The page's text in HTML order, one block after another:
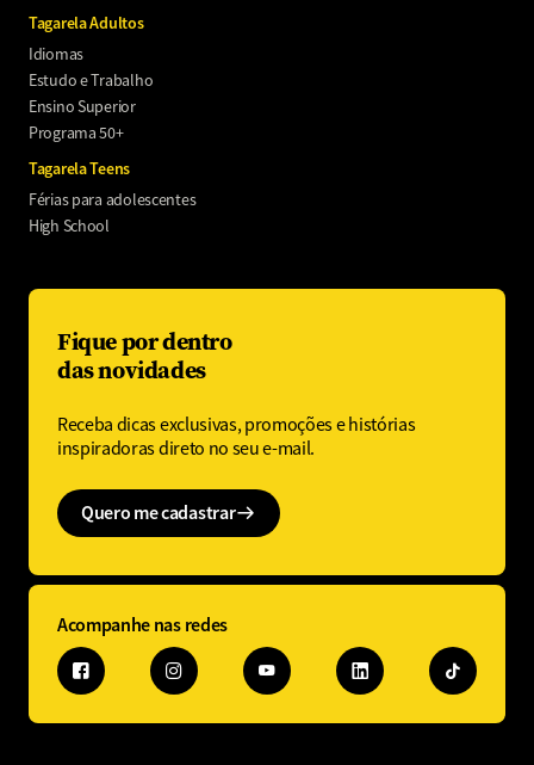
Tagarela Adultos
Idiomas
Estudo e Trabalho
Ensino Superior
Programa 50+
Tagarela Teens
Férias para adolescentes
High School
Fique por dentro
das novidades
Receba dicas exclusivas, promoções e histórias
inspiradoras direto no seu e-mail.
Quero me cadastrar
Acompanhe nas redes